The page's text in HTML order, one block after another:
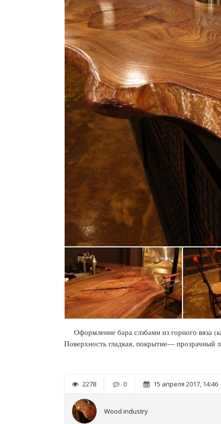
Оформление бара слэбами из горного вяза
Поверхность гладкая, покрытие— прозрачный
2278 0 15 апреля 2017, 14:46
Wood industry